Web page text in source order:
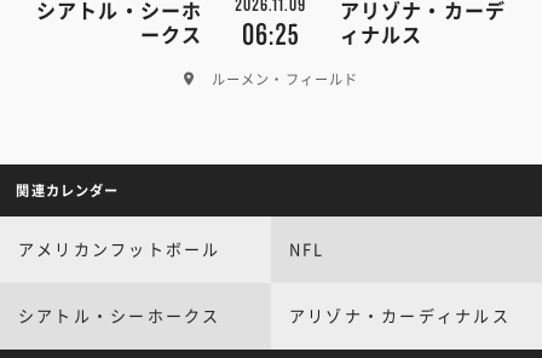
シアトル・シーホ
ークス
2026.11.09
06:25
アリゾナ・カーデ
ィナルス
ルーメン・フィールド
関連カレンダー
アメリカンフットボール NFL
シアトル・シーホークス アリゾナ・カーディナルス